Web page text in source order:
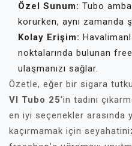
Özel Sunum: Tubo
korurken, aynı zamanda
Kolay Erişim:
noktalarında bulunan
ulaşmanızı sağlar.
Özetle, eğer bir sigara
VI Tubo 25‘in tadını
en iyi seçenekler arasında
kaçırmamak için